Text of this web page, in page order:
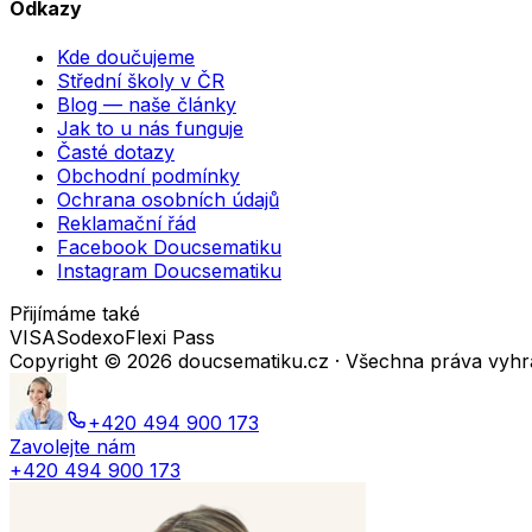
Odkazy
Kde doučujeme
Střední školy v ČR
Blog — naše články
Jak to u nás funguje
Časté dotazy
Obchodní podmínky
Ochrana osobních údajů
Reklamační řád
Facebook Doucsematiku
Instagram Doucsematiku
Přijímáme také
VISASodexoFlexi Pass
Copyright © 2026 doucsematiku.cz · Všechna práva
+420 494 900 173
Zavolejte nám
+420 494 900 173